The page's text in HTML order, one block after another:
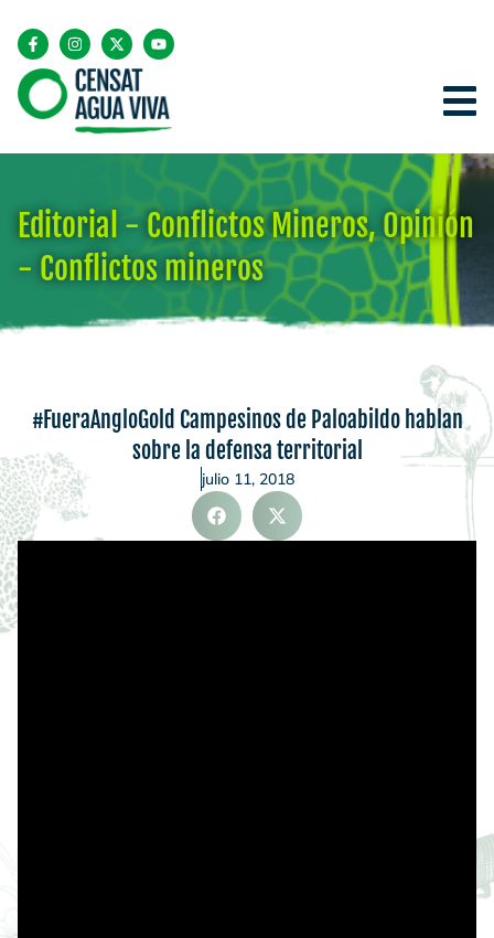
Editorial - Conflictos Mineros, Opinión
- Conflictos mineros
#FueraAngloGold Campesinos de Paloabildo hablan
sobre la defensa territorial
julio 11, 2018